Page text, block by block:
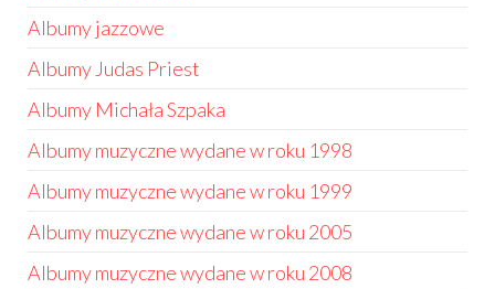
Albumy jazzowe
Albumy Judas Priest
Albumy Michała Szpaka
Albumy muzyczne wydane w roku 1998
Albumy muzyczne wydane w roku 1999
Albumy muzyczne wydane w roku 2005
Albumy muzyczne wydane w roku 2008